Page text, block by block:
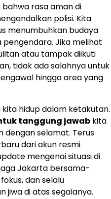
rasa aman di
polisi. Kita
menumbuhkan budaya
pengendara. Jika melihat
atau tampak diikuti
tidak ada salahnya untuk
hingga area yang
hidup dalam ketakutan.
tanggung jawab kita
dengan selamat. Terus
dari akun resmi
mengenai situasi di
Jakarta bersama-
dan selalu
jiwa di atas segalanya.